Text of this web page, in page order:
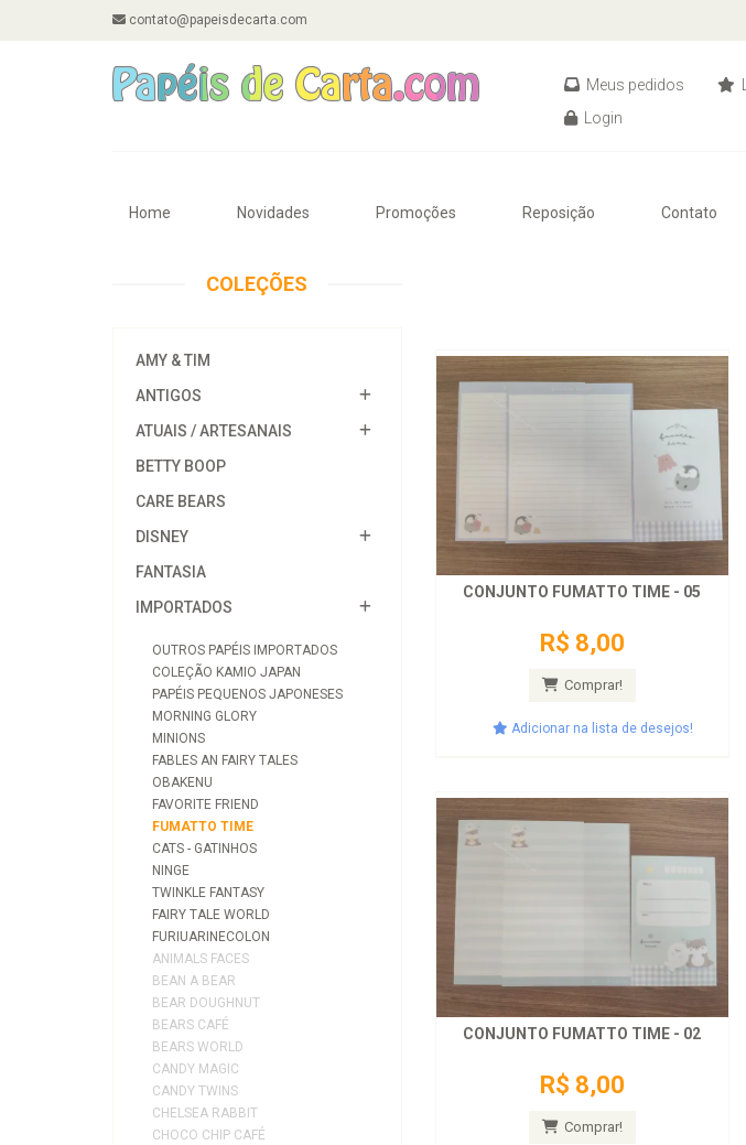
contato@papeisdecarta.com
Meus pedidos
Login
Home Novidades Promoções Reposição Contato
COLEÇÕES
AMY & TIM
ANTIGOS
ATUAIS / ARTESANAIS
BETTY BOOP
CARE BEARS
DISNEY
FANTASIA
IMPORTADOS
OUTROS PAPÉIS IMPORTADOS
COLEÇÃO KAMIO JAPAN
PAPÉIS PEQUENOS JAPONESES
MORNING GLORY
MINIONS
FABLES AN FAIRY TALES
OBAKENU
FAVORITE FRIEND
FUMATTO TIME
CATS - GATINHOS
NINGE
TWINKLE FANTASY
FAIRY TALE WORLD
FURIUARINECOLON
ANIMALS FACES
BEAN A BEAR
BEAR DOUGHNUT
BEARS CAFÉ
BEARS WORLD
CANDY MAGIC
CANDY TWINS
CHELSEA RABBIT
CHOCO CHIP CAFÉ
CONJUNTO FUMATTO TIME - 05
R$ 8,00
Comprar!
Adicionar na lista de desejos!
CONJUNTO FUMATTO TIME - 02
R$ 8,00
Comprar!